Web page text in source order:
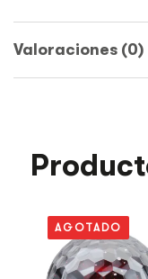
Valoraciones (0)
AGOTADO